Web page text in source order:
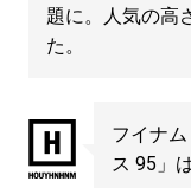
題に。人気の高
た。
フイナ
ス 95」